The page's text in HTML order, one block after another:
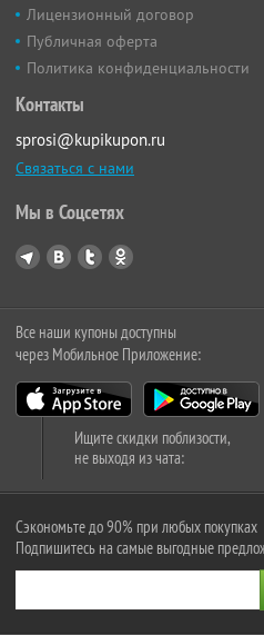
Лицензионный договор
Публичная оферта
Политика конфиденциальности
Контакты
sprosi@kupikupon.ru
Связаться с нами
Мы в Соцсетях
Все наши купоны доступны
через Мобильное Приложение:
Ищите скидки поблизости,
не выходя из чата:
Сэкономьте до 90% при любых покупках
Подпишитесь на самые выгодные